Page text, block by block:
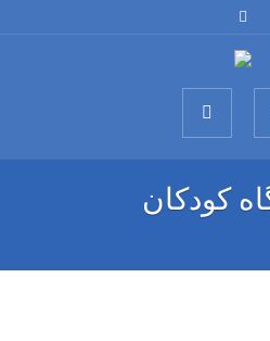
کودکان